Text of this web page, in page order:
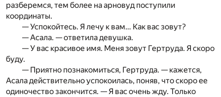
разберемся, тем более на арновуд поступили
координаты.
— Успокойтесь. Я лечу к вам… Как вас зовут?
— Асала. — ответила девушка.
— У вас красивое имя. Меня зовут Гертруда. Я скоро
буду.
— Приятно познакомиться, Гертруда. — кажется,
Асала действительно успокоилась, поняв, что скоро ее
одиночество закончится. — Я вас очень жду. Только